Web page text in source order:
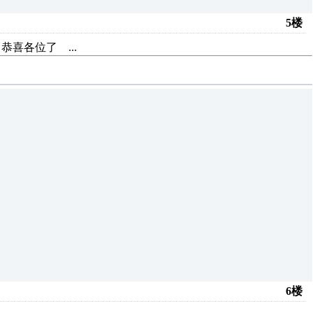
5楼
恭喜各位了 ...
6楼